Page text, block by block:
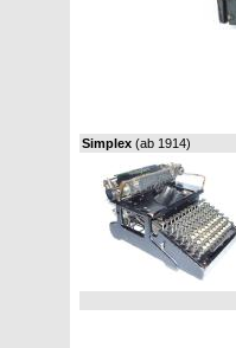
Simplex (ab 1914)